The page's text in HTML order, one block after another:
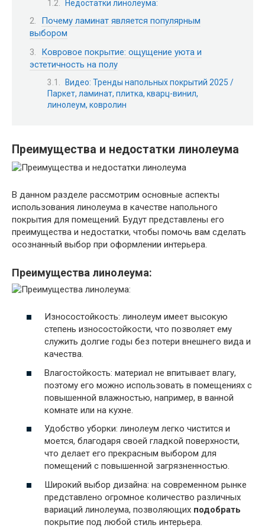
Недостатки линолеума:
Почему ламинат является популярным
выбором
Ковровое покрытие: ощущение уюта и
эстетичность на полу
Видео: Тренды напольных покрытий 2025 /
Паркет, ламинат, плитка, кварц-винил,
линолеум, ковролин
Преимущества и недостатки линолеума
В данном разделе рассмотрим основные аспекты
использования линолеума в качестве напольного
покрытия для помещений. Будут представлены его
преимущества и недостатки, чтобы помочь вам сделать
осознанный выбор при оформлении интерьера.
Преимущества линолеума:
Износостойкость: линолеум имеет высокую
степень износостойкости, что позволяет ему
служить долгие годы без потери внешнего вида и
качества.
Влагостойкость: материал не впитывает влагу,
поэтому его можно использовать в помещениях с
повышенной влажностью, например, в ванной
комнате или на кухне.
Удобство уборки: линолеум легко чистится и
моется, благодаря своей гладкой поверхности,
что делает его прекрасным выбором для
помещений с повышенной загрязненностью.
Широкий выбор дизайна: на современном рынке
представлено огромное количество различных
вариаций линолеума, позволяющих подобрать
покрытие под любой стиль интерьера.